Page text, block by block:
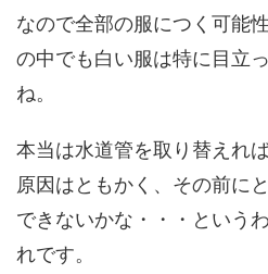
なので全部の服につく可能
の中でも白い服は特に目立
ね。
本当は水道管を取り替えれ
原因はともかく、その前に
できないかな・・・という
れです。